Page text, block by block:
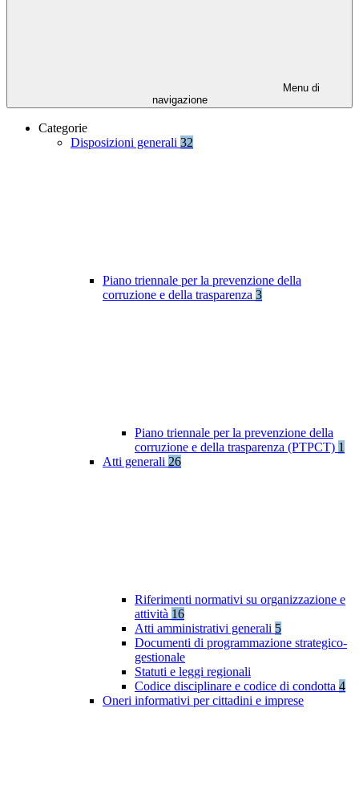
Menu di
navigazione
Categorie
Disposizioni generali 32
Piano triennale per la prevenzione della
corruzione e della trasparenza 3
Piano triennale per la prevenzione della
corruzione e della trasparenza (PTPCT) 1
Atti generali 26
Riferimenti normativi su organizzazione e
attività 16
Atti amministrativi generali 5
Documenti di programmazione strategico-
gestionale
Statuti e leggi regionali
Codice disciplinare e codice di condotta 4
Oneri informativi per cittadini e imprese